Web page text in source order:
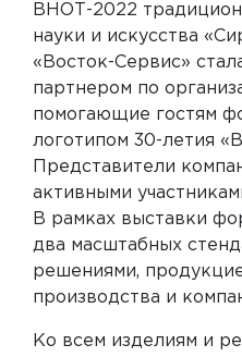
ВНОТ-2022
науки и искусства
«Восток-Сервис»
партнером по
помогающие гостям
логотипом 30-летия
Представители
активными
В рамках выставки
два масштабных
решениями,
производства и
Ко всем изделиям и